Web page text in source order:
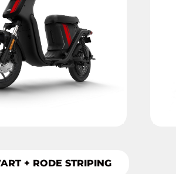
+ RODE STRIPING